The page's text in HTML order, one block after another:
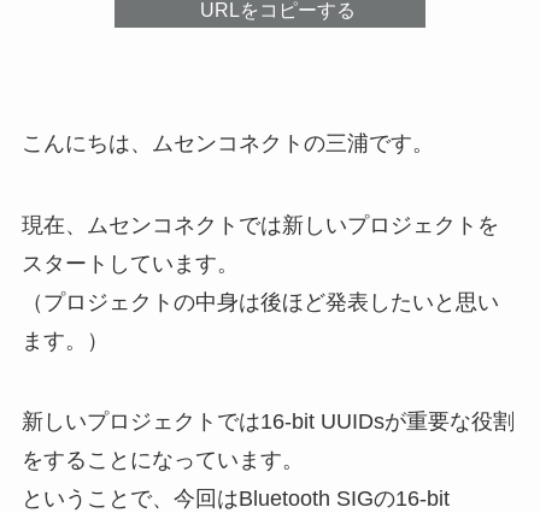
URLをコピーする
こんにちは、ムセンコネクトの三浦です。
現在、ムセンコネクトでは新しいプロジェクトを
スタートしています。
（プロジェクトの中身は後ほど発表したいと思い
ます。）
新しいプロジェクトでは16-bit UUIDsが重要な役割
をすることになっています。
ということで、今回はBluetooth SIGの16-bit